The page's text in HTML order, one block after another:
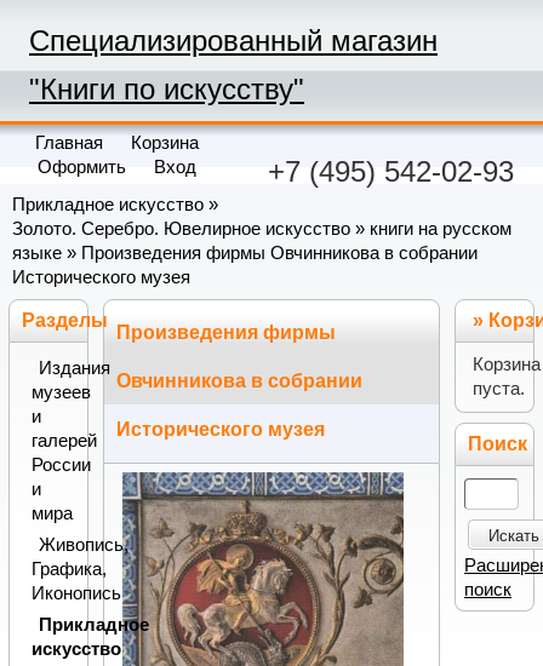
Специализированный магазин
"Книги по искусству"
+7 (495) 542-02-93
Главная
Корзина
Оформить
Вход
Прикладное искусство »
Золото. Серебро. Ювелирное искусство » книги на русском
языке » Произведения фирмы Овчинникова в собрании
Исторического музея
Произведения фирмы
Овчинникова в собрании
Исторического музея
Разделы
Издания
музеев
и
галерей
России
и
мира
Живопись,
Графика,
Иконопись
Прикладное
искусство
»
Корзина
пуста.
Поиск
Искать
поиск